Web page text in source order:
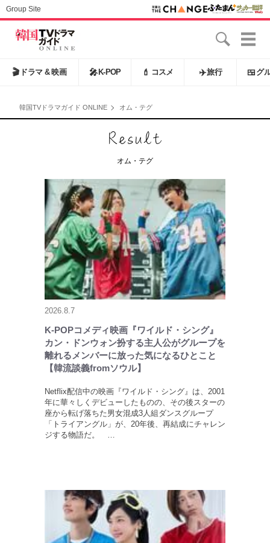
Group Site
🎬 ドラマ & 映画 🎤 K-POP 💄 コスメ ✈️旅行 🍱 グ
韓国TVドラマガイド ONLINE オム・テグ
オム・テグ
2026.8.7
K-POPコメディ映画『ワイルド・シング』
カン・ドンウォン扮する主人公がグループを
離れるメンバーに放った気になるひとこと
【韓流談義fromソウル】
Netflix配信中の映画『ワイルド・シング』は、2001
年に華々しくデビューしたものの、その後スターの
座から転げ落ちた男女混成3人組ダンスグループ
「トライアングル」が、20年後、再結成にチャレン
ジする物語だ。 …